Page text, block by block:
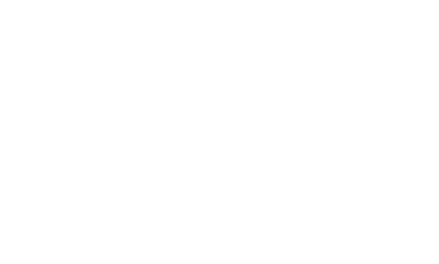
bar, terasa, bazén s lehátkami a slnečníkmi zdarma, SPA a wellness centrum (za poplatok), Wi-Fi pripojenie zdarma v celom areáli
Leháta a slnečníky sú k dispozícii zadarmo. V hlavnej sezóne môžu hostia využiť plážový servis. Odporúčame obuv do vody.
Zvolený typ stravovania poskytuje dostatok flexibility na spoznávanie miestnych taverien a gastronómie v okolí.
požičovňa bicyklov, vodné športy alebo jazdy na koňoch (v spolupráci s miestnymi partnermi hotela)